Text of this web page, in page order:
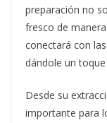
preparación no
fresco de
conectará con
dándole un
Desde su
importante para